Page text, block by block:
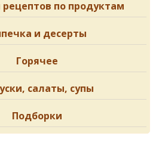
по продуктам
и десерты
Горячее
салаты, супы
Подборки